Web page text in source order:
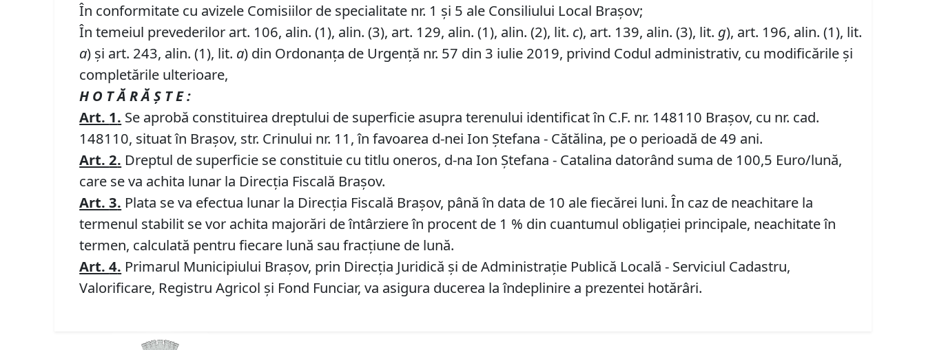
În conformitate cu avizele Comisiilor de specialitate nr. 1 și 5 ale Consiliului Local Brașov;
În temeiul prevederilor art. 106, alin. (1), alin. (3), art. 129, alin. (1), alin. (2), lit. c), art. 139, alin. (3), lit. g), art. 196, alin. (1), lit.
a) și art. 243, alin. (1), lit. a) din Ordonanța de Urgență nr. 57 din 3 iulie 2019, privind Codul administrativ, cu modificările și
completările ulterioare,
H O T Ă R Ă Ş T E :
Art. 1. Se aprobă constituirea dreptului de superficie asupra terenului identificat în C.F. nr. 148110 Brașov, cu nr. cad.
148110, situat în Brașov, str. Crinului nr. 11, în favoarea d-nei Ion Ștefana - Cătălina, pe o perioadă de 49 ani.
Art.2. Dreptul de superficie se constituie cu titlu oneros, d-na Ion Ștefana - Catalina datorând suma de 100,5 Euro/lună,
care se va achita lunar la Direcția Fiscală Brașov.
Art.3. Plata se va efectua lunar la Direcția Fiscală Brașov, până în data de 10 ale fiecărei luni. În caz de neachitare la
termenul stabilit se vor achita majorări de întârziere în procent de 1 % din cuantumul obligației principale, neachitate în
termen, calculată pentru fiecare lună sau fracțiune de lună.
Art.4. Primarul Municipiului Brașov, prin Direcția Juridică și de Administrație Publică Locală - Serviciul Cadastru,
Valorificare, Registru Agricol și Fond Funciar, va asigura ducerea la îndeplinire a prezentei hotărâri.